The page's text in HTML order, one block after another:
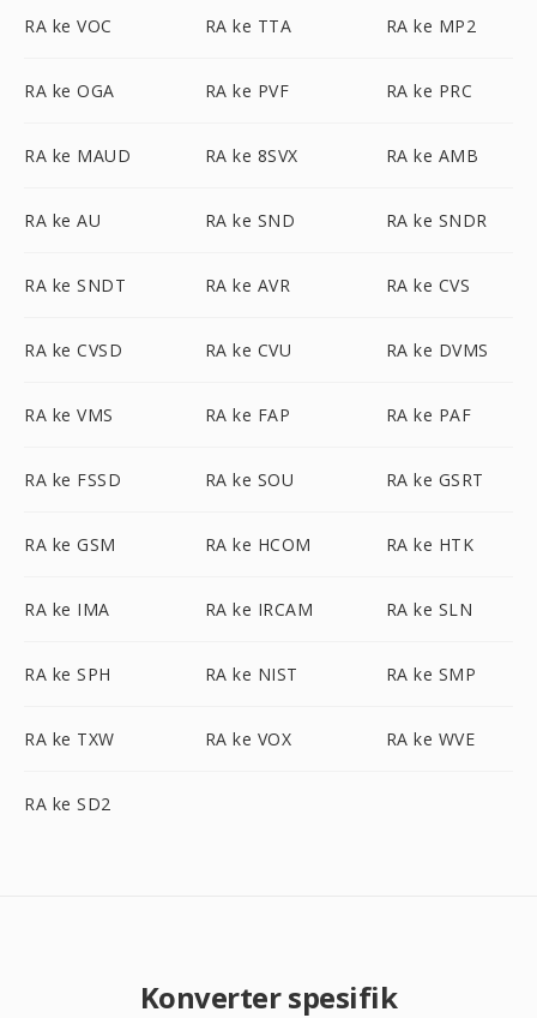
RA ke VOC RA ke TTA RA ke MP2
RA ke OGA RA ke PVF RA ke PRC
RA ke MAUD RA ke 8SVX RA ke AMB
RA ke AU RA ke SND RA ke SNDR
RA ke SNDT RA ke AVR RA ke CVS
RA ke CVSD RA ke CVU RA ke DVMS
RA ke VMS RA ke FAP RA ke PAF
RA ke FSSD RA ke SOU RA ke GSRT
RA ke GSM RA ke HCOM RA ke HTK
RA ke IMA RA ke IRCAM RA ke SLN
RA ke SPH RA ke NIST RA ke SMP
RA ke TXW RA ke VOX RA ke WVE
RA ke SD2
Konverter spesifik